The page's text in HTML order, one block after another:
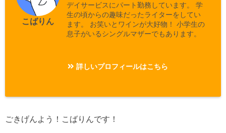
こばりん
デイサービスにパート勤務しています。 学
生の頃からの趣味だったライターをしてい
ます。 お笑いとワインが大好物！ 小学生の
息子がいるシングルマザーでもあります。
詳しいプロフィールはこちら
ごきげんよう！こばりんです！